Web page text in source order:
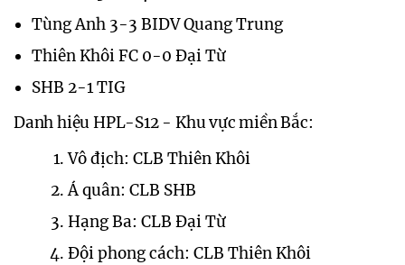
Tùng Anh 3-3 BIDV Quang Trung
Thiên Khôi FC 0-0 Đại Từ
SHB 2-1 TIG
Danh hiệu HPL-S12 - Khu vực miền Bắc:
Vô địch: CLB Thiên Khôi
Á quân: CLB SHB
Hạng Ba: CLB Đại Từ
Đội phong cách: CLB Thiên Khôi